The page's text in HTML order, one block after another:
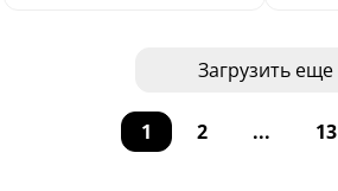
Загрузить еще
1 2 ... 13